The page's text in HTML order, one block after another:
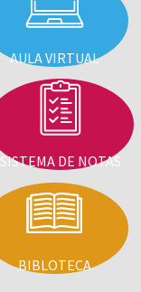
AULA VIRTUAL
SISTEMA DE NOTAS
BIBLOTECA